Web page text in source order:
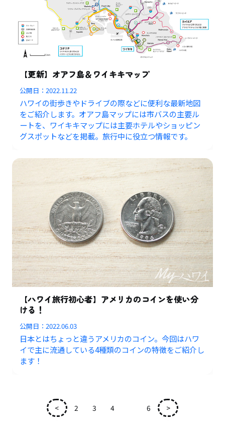
【更新】オアフ島＆ワイキキマップ
公開日：2022.11.22
ハワイの街歩きやドライブの際などに便利な最新地図
をご紹介します。オアフ島マップには市バスの主要ル
ートを、ワイキキマップには主要ホテルやショッピン
グスポットなどを掲載。旅行中に役立つ情報です。
【ハワイ旅行初心者】アメリカのコインを使い分
ける！
公開日：2022.06.03
日本とはちょっと違うアメリカのコイン。今回はハワ
イで主に流通している4種類のコインの特徴をご紹介し
ます！
< 2 3 4 6 >